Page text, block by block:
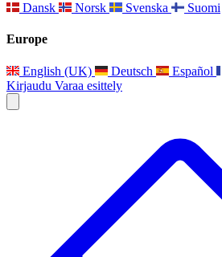
Dansk Norsk Svenska Suomi
Europe
English (UK) Deutsch Español
Kirjaudu Varaa esittely